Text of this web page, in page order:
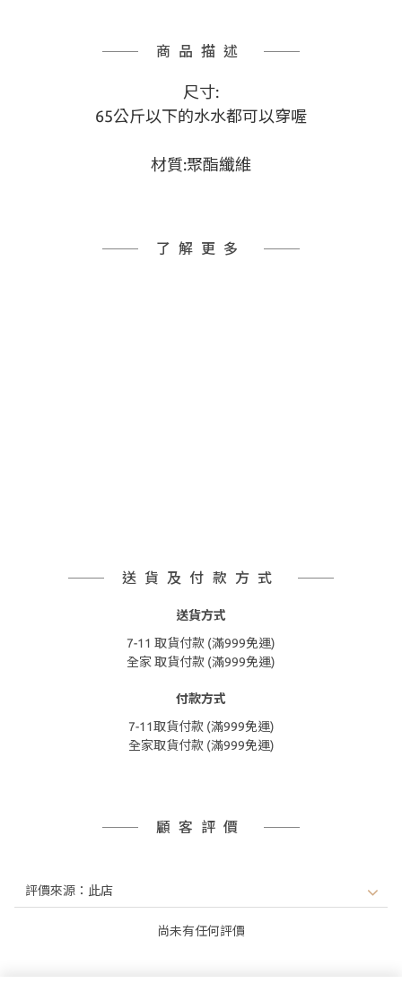
商品描述
尺寸:
65公斤以下的水水都可以穿喔
材質:聚酯纖維
了解更多
送貨及付款方式
送貨方式
7-11 取貨付款 (滿999免運)
全家 取貨付款 (滿999免運)
付款方式
7-11取貨付款 (滿999免運)
全家取貨付款 (滿999免運)
顧客評價
尚未有任何評價